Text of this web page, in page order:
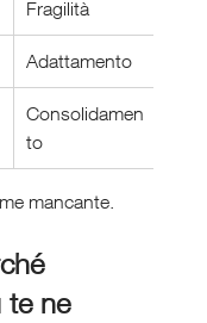
Fragilità
Adattamento
Consolidamen
to
mancante.
te ne